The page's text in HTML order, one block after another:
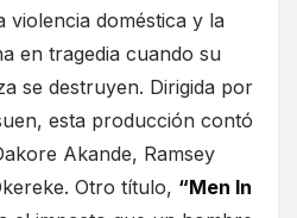
violencia doméstica y la
en tragedia cuando su
se destruyen. Dirigida por
esta producción contó
Akande, Ramsey
Otro título, “Men In